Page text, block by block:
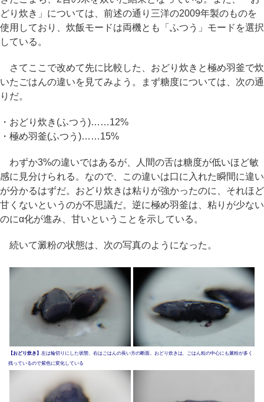
どり炊き」については、前述の通り三洋の2009年製のものを
使用しており、炊飯モードは両機とも「ふつう」モードを選択
している。
さてここで改めて先に比較した、おどり炊きと極め羽釜で炊
いたごはんの違いを見てみよう。まず糖度については、次の通
りだ。
・おどり炊き(ふつう)……12%
・極め羽釜(ふつう)……15%
わずか3%の違いではあるが、人間の舌は糖度が低いほど敏
感に見分けられる。なので、この違いは口に入れた瞬間に違い
が分かるはずだ。おどり炊きは粘りが強かったのに、それほど
甘くないというのが不思議だ。逆に極め羽釜は、粘りが少ない
のにα化が進み、甘いということを示している。
続いて澱粉の状態は、次の写真のようになった。
【おどり炊き】 左は輪切りにした状態、右はごはんの長い方の断面。おどり炊きは、ごはん粒の中心にも澱粉が多く
残っているので紫色に変化している